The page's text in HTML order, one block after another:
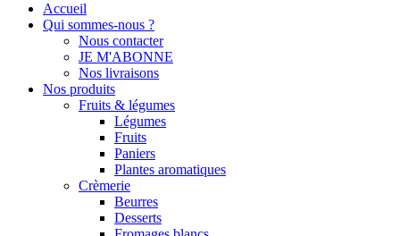
Accueil
Qui sommes-nous ?
Nous contacter
JE M'ABONNE
Nos livraisons
Nos produits
Fruits & légumes
Légumes
Fruits
Paniers
Plantes aromatiques
Crèmerie
Beurres
Desserts